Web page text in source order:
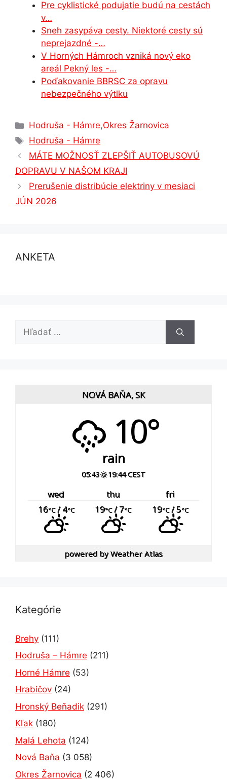
k er
Pre cyklistické podujatie budú na cestách
v…
Sneh zasypáva cesty. Niektoré cesty sú
neprejazdné -…
V Horných Hámroch vzniká nový eko
areál Pekný les -…
Poďakovanie BBRSC za opravu
nebezpečného výtlku
Kategórie
Hodruša - Hámre,Okres Žarnovica
Značky
Hodruša - Hámre
MÁTE MOŽNOSŤ ZLEPŠIŤ AUTOBUSOVÚ
DOPRAVU V NAŠOM KRAJI
Prerušenie distribúcie elektriny v mesiaci
JÚN 2026
ANKETA
Hľadať:
NOVÁ BAŇA, SK
10°
rain
05:43 19:44 CEST
wed thu
fri
16°C/ 4°C 19°C/ 7°C 19°C/ 5°C
powered byWeather Atlas
Kategórie
Brehy (111)
Hodruša – Hámre (211)
Horné Hámre (53)
Hrabičov (24)
Hronský Beňadik (291)
Kľak (180)
Malá Lehota (124)
Nová Baňa (3 058)
Okres Žarnovica (2 406)